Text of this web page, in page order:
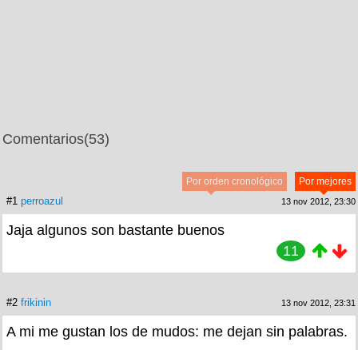
Comentarios(53)
Por mejores
Por orden cronológico
#1 perroazul 13 nov 2012, 23:30
Jaja algunos son bastante buenos
11
#2 frikinin 13 nov 2012, 23:31
A mi me gustan los de mudos: me dejan sin palabras.